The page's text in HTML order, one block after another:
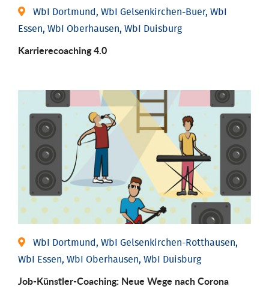
WbI Dortmund, WbI Gelsenkirchen-Buer, WbI
Essen, WbI Oberhausen, WbI Duisburg
Karriere­coaching 4.0
WbI Dortmund, WbI Gelsenkirchen-Rotthausen,
WbI Essen, WbI Oberhausen, WbI Duisburg
Job-Künstler-Coaching: Neue Wege nach Corona